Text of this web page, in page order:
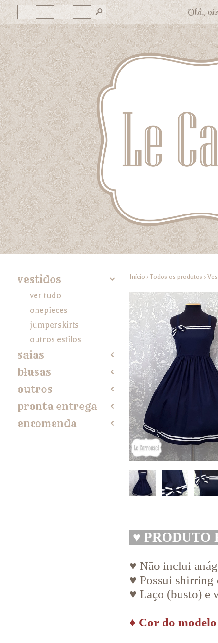
s Olá,
vestidos 4
ver tudo
onepieces
jumperskirts
outros estilos
saias 2
blusas 2
outros 2
pronta entrega 2
encomenda 2
Início › Todos os produtos ›
♥ PRODUTO
♥ Não inclui
♥ Possui shirring
♥ Laço (busto) e
♦ Cor do